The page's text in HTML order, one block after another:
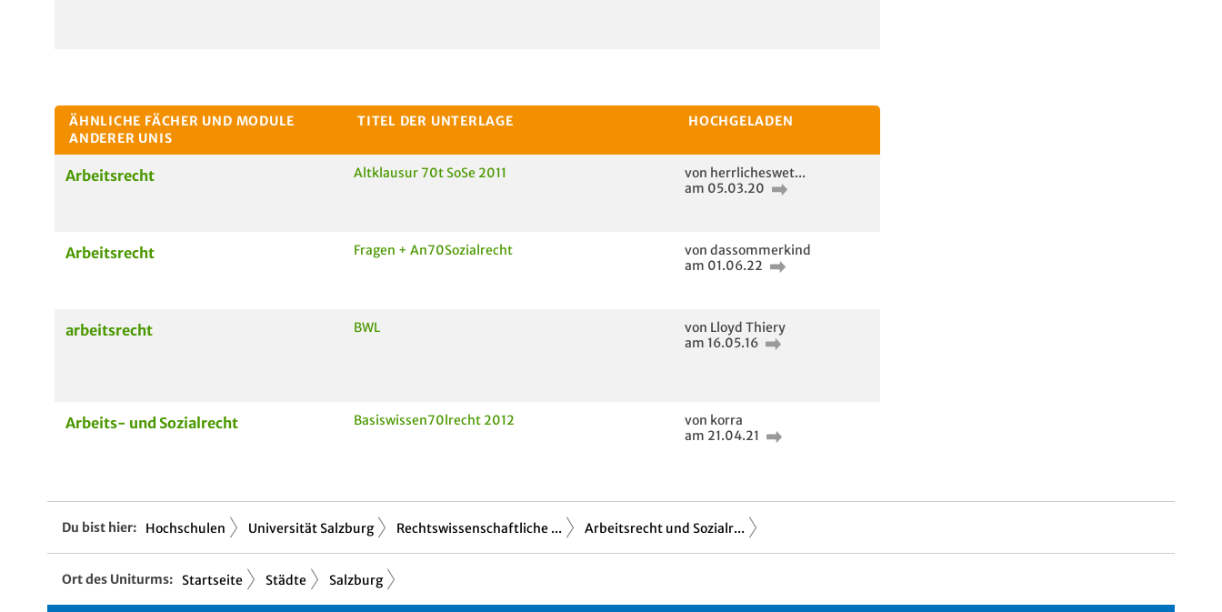
ÄHNLICHE FÄCHER UND MODULE
ANDERER UNIS
TITEL DER UNTERLAGE HOCHGELADEN
Arbeitsrecht Altklausur 70t SoSe 2011
von herrlicheswet...
am 05.03.20
Arbeitsrecht Fragen + An70Sozialrecht
von dassommerkind
am 01.06.22
arbeitsrecht BWL
von Lloyd Thiery
am 16.05.16
Arbeits- und Sozialrecht Basiswissen70lrecht 2012
von korra
am 21.04.21
Du bist hier: Hochschulen Universität Salzburg Rechtswissenschaftliche ... Arbeitsrecht und Sozialr...
Ort des Uniturms: Startseite Städte Salzburg